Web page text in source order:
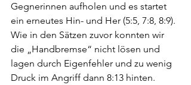
Gegnerinnen aufholen und es startet
ein erneutes Hin- und Her (5:5, 7:8, 8:9).
Wie in den Sätzen zuvor konnten wir
die „Handbremse“ nicht lösen und
lagen durch Eigenfehler und zu wenig
Druck im Angriff dann 8:13 hinten.